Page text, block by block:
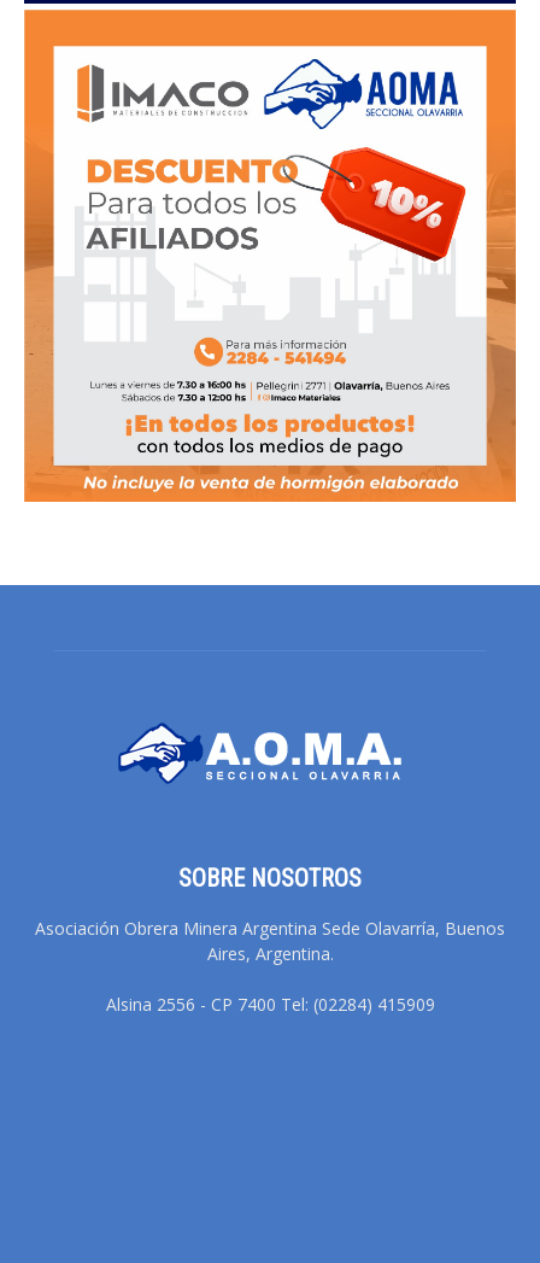
SOBRE NOSOTROS
Asociación Obrera Minera Argentina Sede Olavarría, Buenos
Aires, Argentina.
Alsina 2556 - CP 7400 Tel: (02284) 415909